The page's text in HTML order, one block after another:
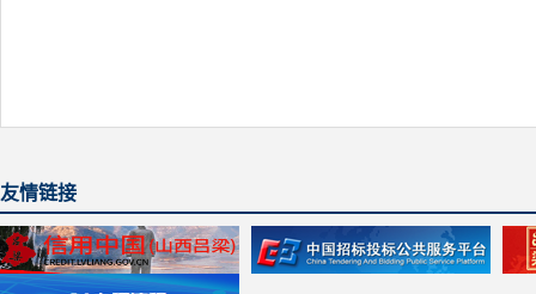
友情链接